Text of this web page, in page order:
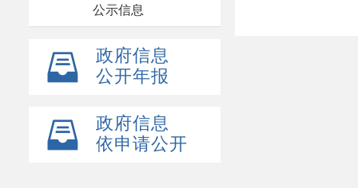
公示信息
政府信息
公开年报
政府信息
依申请公开